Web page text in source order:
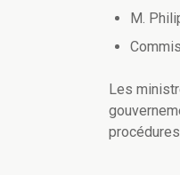
M.
Les